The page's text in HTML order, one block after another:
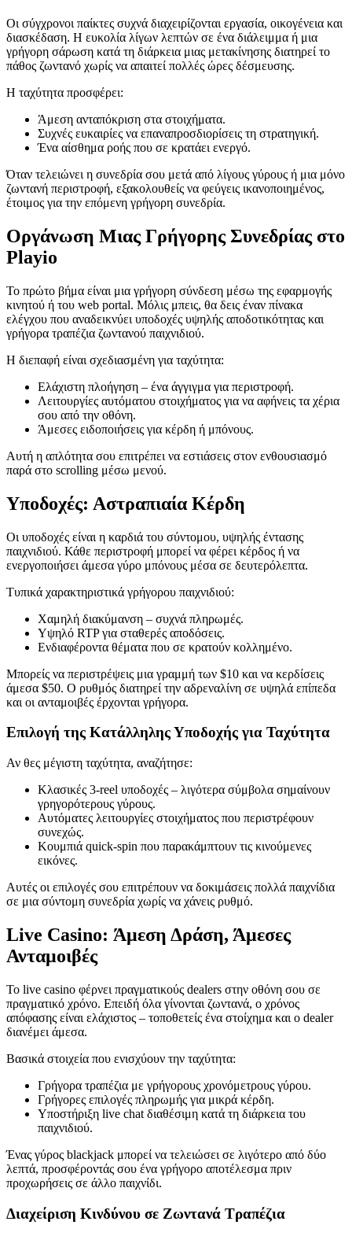
Οι σύγχρονοι παίκτες συχνά διαχειρίζονται εργασία, οικογένεια και
διασκέδαση. Η ευκολία λίγων λεπτών σε ένα διάλειμμα ή μια
γρήγορη σάρωση κατά τη διάρκεια μιας μετακίνησης διατηρεί το
πάθος ζωντανό χωρίς να απαιτεί πολλές ώρες δέσμευσης.
Η ταχύτητα προσφέρει:
Άμεση ανταπόκριση στα στοιχήματα.
Συχνές ευκαιρίες να επαναπροσδιορίσεις τη στρατηγική.
Ένα αίσθημα ροής που σε κρατάει ενεργό.
Όταν τελειώνει η συνεδρία σου μετά από λίγους γύρους ή μια μόνο
ζωντανή περιστροφή, εξακολουθείς να φεύγεις ικανοποιημένος,
έτοιμος για την επόμενη γρήγορη συνεδρία.
Οργάνωση Μιας Γρήγορης Συνεδρίας στο
Playio
Το πρώτο βήμα είναι μια γρήγορη σύνδεση μέσω της εφαρμογής
κινητού ή του web portal. Μόλις μπεις, θα δεις έναν πίνακα
ελέγχου που αναδεικνύει υποδοχές υψηλής αποδοτικότητας και
γρήγορα τραπέζια ζωντανού παιχνιδιού.
Η διεπαφή είναι σχεδιασμένη για ταχύτητα:
Ελάχιστη πλοήγηση – ένα άγγιγμα για περιστροφή.
Λειτουργίες αυτόματου στοιχήματος για να αφήνεις τα χέρια
σου από την οθόνη.
Άμεσες ειδοποιήσεις για κέρδη ή μπόνους.
Αυτή η απλότητα σου επιτρέπει να εστιάσεις στον ενθουσιασμό
παρά στο scrolling μέσω μενού.
Υποδοχές: Αστραπιαία Κέρδη
Οι υποδοχές είναι η καρδιά του σύντομου, υψηλής έντασης
παιχνιδιού. Κάθε περιστροφή μπορεί να φέρει κέρδος ή να
ενεργοποιήσει άμεσα γύρο μπόνους μέσα σε δευτερόλεπτα.
Τυπικά χαρακτηριστικά γρήγορου παιχνιδιού:
Χαμηλή διακύμανση – συχνά πληρωμές.
Υψηλό RTP για σταθερές αποδόσεις.
Ενδιαφέροντα θέματα που σε κρατούν κολλημένο.
Μπορείς να περιστρέψεις μια γραμμή των $10 και να κερδίσεις
άμεσα $50. Ο ρυθμός διατηρεί την αδρεναλίνη σε υψηλά επίπεδα
και οι ανταμοιβές έρχονται γρήγορα.
Επιλογή της Κατάλληλης Υποδοχής για Ταχύτητα
Αν θες μέγιστη ταχύτητα, αναζήτησε:
Κλασικές 3‑reel υποδοχές – λιγότερα σύμβολα σημαίνουν
γρηγορότερους γύρους.
Αυτόματες λειτουργίες στοιχήματος που περιστρέφουν
συνεχώς.
Κουμπιά quick‑spin που παρακάμπτουν τις κινούμενες
εικόνες.
Αυτές οι επιλογές σου επιτρέπουν να δοκιμάσεις πολλά παιχνίδια
σε μια σύντομη συνεδρία χωρίς να χάνεις ρυθμό.
Live Casino: Άμεση Δράση, Άμεσες
Ανταμοιβές
Το live casino φέρνει πραγματικούς dealers στην οθόνη σου σε
πραγματικό χρόνο. Επειδή όλα γίνονται ζωντανά, ο χρόνος
απόφασης είναι ελάχιστος – τοποθετείς ένα στοίχημα και ο dealer
διανέμει άμεσα.
Βασικά στοιχεία που ενισχύουν την ταχύτητα:
Γρήγορα τραπέζια με γρήγορους χρονόμετρους γύρου.
Γρήγορες επιλογές πληρωμής για μικρά κέρδη.
Υποστήριξη live chat διαθέσιμη κατά τη διάρκεια του
παιχνιδιού.
Ένας γύρος blackjack μπορεί να τελειώσει σε λιγότερο από δύο
λεπτά, προσφέροντάς σου ένα γρήγορο αποτέλεσμα πριν
προχωρήσεις σε άλλο παιχνίδι.
Διαχείριση Κινδύνου σε Ζωντανά Τραπέζια